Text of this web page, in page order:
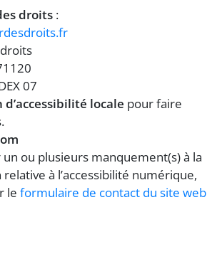
droits :
07
d’accessibilité locale pour faire
ou plusieurs manquement(s) à la
à l’accessibilité numérique,
le formulaire de contact du site web